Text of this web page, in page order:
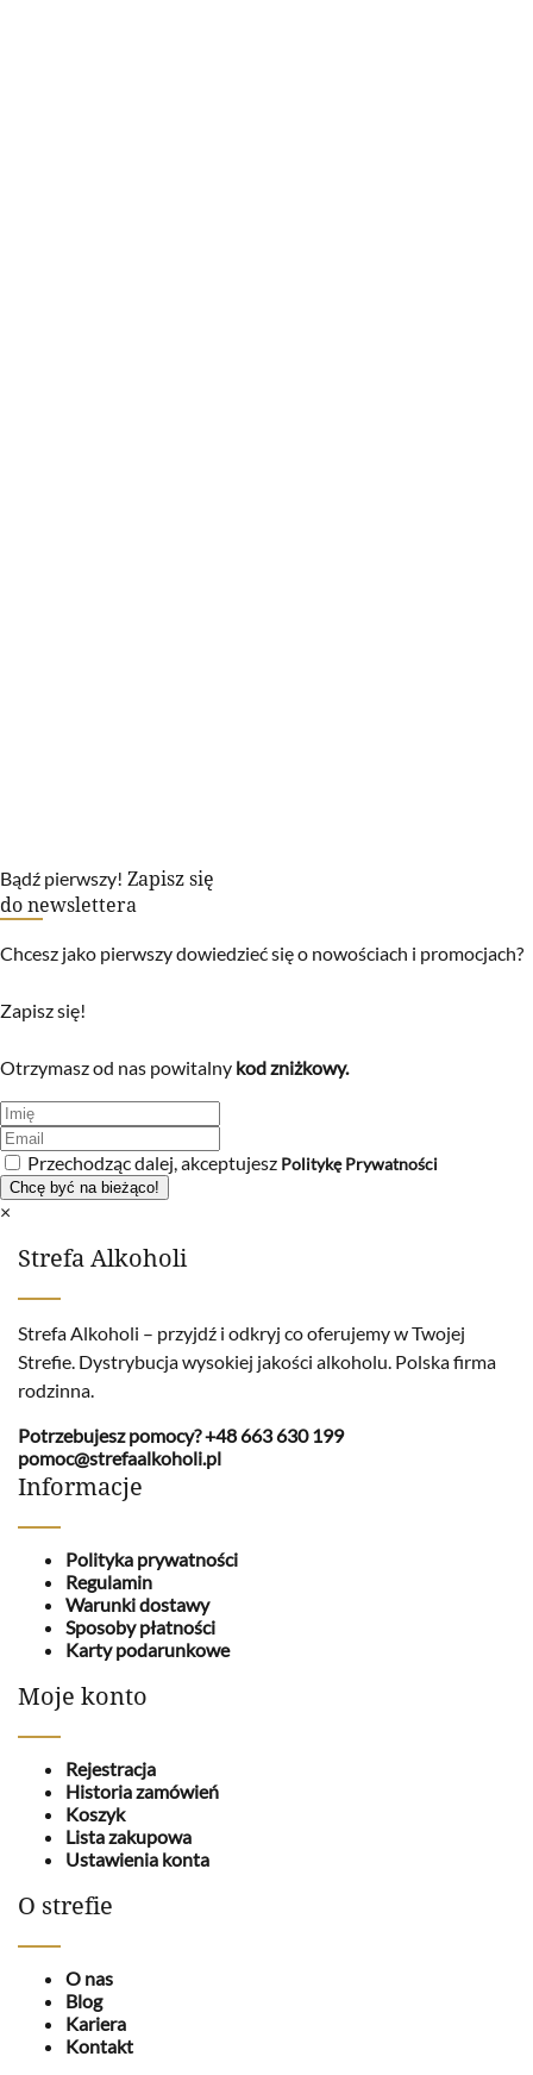
Bądź pierwszy! Zapisz się
do newslettera
Chcesz jako pierwszy dowiedzieć się o nowościach i promocjach?
Zapisz się!
Otrzymasz od nas powitalny kod zniżkowy.
Przechodząc dalej, akceptujesz Politykę Prywatności
×
Strefa Alkoholi
Strefa Alkoholi – przyjdź i odkryj co oferujemy w Twojej
Strefie. Dystrybucja wysokiej jakości alkoholu. Polska firma
rodzinna.
Potrzebujesz pomocy?+48 663 630 199
pomoc@strefaalkoholi.pl
Informacje
Polityka prywatności
Regulamin
Warunki dostawy
Sposoby płatności
Karty podarunkowe
Moje konto
Rejestracja
Historia zamówień
Koszyk
Lista zakupowa
Ustawienia konta
O strefie
O nas
Blog
Kariera
Kontakt